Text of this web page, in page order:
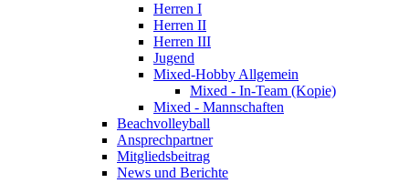
Herren I
Herren II
Herren III
Jugend
Mixed-Hobby Allgemein
Mixed - In-Team (Kopie)
Mixed - Mannschaften
Beachvolleyball
Ansprechpartner
Mitgliedsbeitrag
News und Berichte